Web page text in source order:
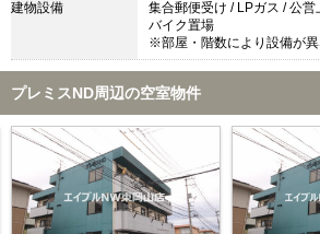
建物設備
集合郵便受け / LPガス / 公
バイク置場
※部屋・階数により設備が異
プレミスND周辺の空室物件